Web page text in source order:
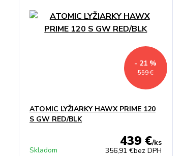
559 €
- 21 %
ATOMIC LYŽIARKY HAWX PRIME 120
S GW RED/BLK
439 €/ks
356,91 €bez DPH
Skladom